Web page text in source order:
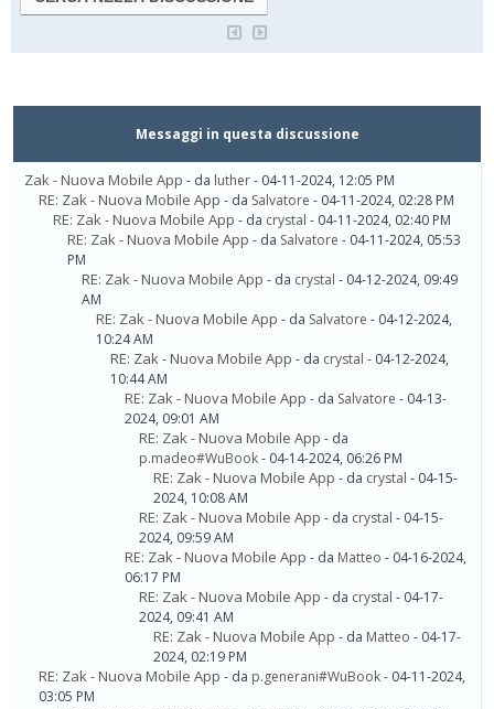
Messaggi in questa discussione
Zak - Nuova Mobile App - da luther- 04-11-2024, 12:05 PM
RE: Zak - Nuova Mobile App - da Salvatore - 04-11-2024, 02:28 PM
RE: Zak - Nuova Mobile App - da crystal - 04-11-2024, 02:40 PM
RE: Zak - Nuova Mobile App - da Salvatore - 04-11-2024, 05:53
PM
RE: Zak - Nuova Mobile App - da crystal - 04-12-2024, 09:49
AM
RE: Zak - Nuova Mobile App - da Salvatore - 04-12-2024,
10:24 AM
RE: Zak - Nuova Mobile App - da crystal - 04-12-2024,
10:44 AM
RE: Zak - Nuova Mobile App - da Salvatore - 04-13-
2024, 09:01 AM
RE: Zak - Nuova Mobile App - da
p.madeo#WuBook- 04-14-2024, 06:26 PM
RE: Zak - Nuova Mobile App - da crystal - 04-15-
2024, 10:08 AM
RE: Zak - Nuova Mobile App - da crystal - 04-15-
2024, 09:59 AM
RE: Zak - Nuova Mobile App - da Matteo - 04-16-2024,
06:17 PM
RE: Zak - Nuova Mobile App - da crystal - 04-17-
2024, 09:41 AM
RE: Zak - Nuova Mobile App - da Matteo - 04-17-
2024, 02:19 PM
RE: Zak - Nuova Mobile App - da p.generani#WuBook- 04-11-2024,
03:05 PM